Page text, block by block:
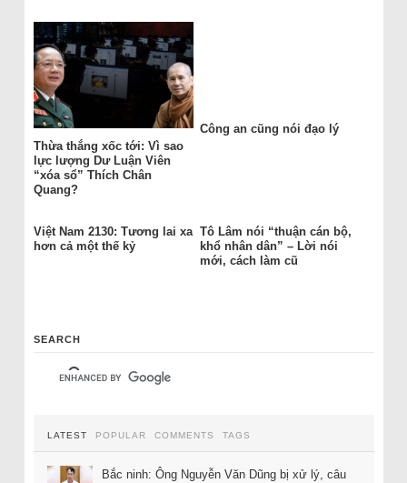
Thừa thắng xốc tới: Vì sao
lực lượng Dư Luận Viên
“xóa sổ” Thích Chân
Quang?
Công an cũng nói đạo lý
Việt Nam 2130: Tương lai xa
hơn cả một thế kỷ
Tô Lâm nói “thuận cán bộ,
khổ nhân dân” – Lời nói
mới, cách làm cũ
SEARCH
LATEST POPULAR COMMENTS TAGS
Bắc ninh: Ông Nguyễn Văn Dũng bị xử lý, câu